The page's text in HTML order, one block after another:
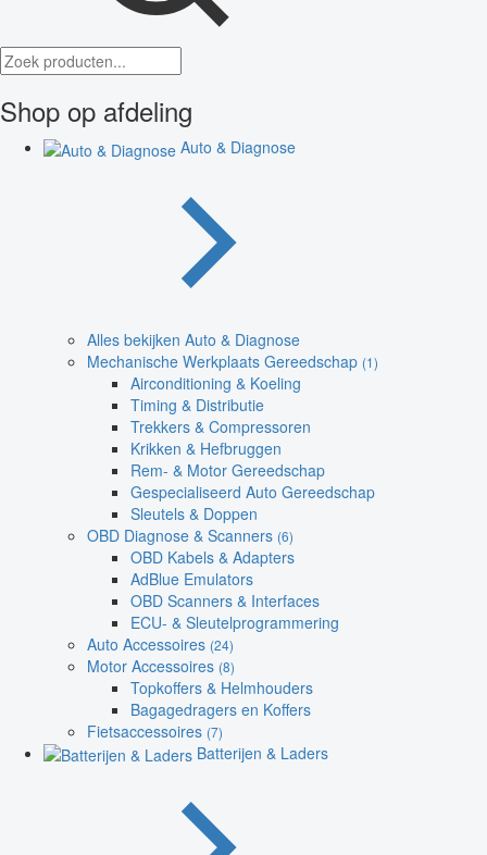
Shop op afdeling
Auto & Diagnose
Alles bekijken Auto & Diagnose
Mechanische Werkplaats Gereedschap (1)
Airconditioning & Koeling
Timing & Distributie
Trekkers & Compressoren
Krikken & Hefbruggen
Rem- & Motor Gereedschap
Gespecialiseerd Auto Gereedschap
Sleutels & Doppen
OBD Diagnose & Scanners (6)
OBD Kabels & Adapters
AdBlue Emulators
OBD Scanners & Interfaces
ECU- & Sleutelprogrammering
Auto Accessoires (24)
Motor Accessoires (8)
Topkoffers & Helmhouders
Bagagedragers en Koffers
Fietsaccessoires (7)
Batterijen & Laders